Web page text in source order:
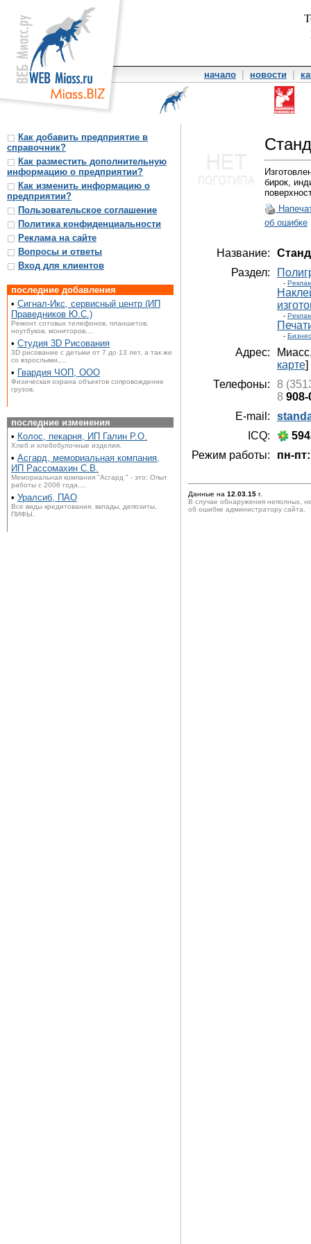
начало новости
Как добавить предприятие в
справочник?
Как разместить дополнительную
информацию о предприятии?
Как изменить информацию о
предприятии?
Пользовательское соглашение
Политика конфиденциальности
Реклама на сайте
Вопросы и ответы
Вход для клиентов
последние добавления
• Сигнал-Икс, сервисный центр (ИП
Праведников Ю.С.)
Ремонт сотовых телефонов, планшетов,
ноутбуков, мониторов,...
• Студия 3D Рисования
3D рисование с детьми от 7 до 13 лет, а так же
со взрослыми,...
• Гвардия ЧОП, ООО
Физическая охрана объектов сопровождение
грузов.
последние изменения
• Колос, пекарня, ИП Галин Р.О.
Хлеб и хлебобулочные изделия.
• Асгард, мемориальная компания,
ИП Рассомахин С.В.
Мемориальная компания "Асгард " - это: Опыт
работы с 2006 года....
• Уралсиб, ПАО
Все виды кредитования, вклады, депозиты,
ПИФЫ.
бирок,
об ошибке
Название:
Раздел:
-
-
- Бизнес
Адрес:
карте]
Телефоны:
8
8 908-
E-mail:
ICQ:
Режим работы:
пн-
Данные на 12.03.15 г.
В случае обнаружения неполных,
об ошибке администратору сайта.